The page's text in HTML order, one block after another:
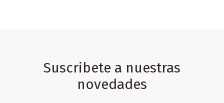
Suscribete a nuestras
novedades